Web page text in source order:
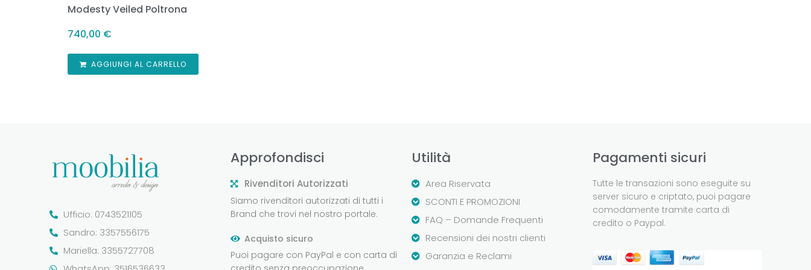
Modesty Veiled Poltrona
740,00 €
AGGIUNGI AL CARRELLO
Ufficio: 0743521105
Sandro: 3357556175
Mariella: 3355727708
Approfondisci
Rivenditori Autorizzati
Siamo rivenditori autorizzati di tutti i
Brand che trovi nel nostro portale.
Acquisto sicuro
Puoi pagare con PayPal e con carta di
Utilità
Area Riservata
SCONTI E PROMOZIONI
FAQ – Domande Frequenti
Recensioni dei nostri clienti
Garanzia e Reclami
Pagamenti sicuri
Tutte le transazioni sono eseguite su
server sicuro e criptato, puoi pagare
comodamente tramite carta di
credito o Paypal.